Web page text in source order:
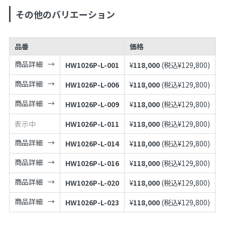
その他のバリエーション
品番 価格
商品詳細
HW1026P-L-001 ¥118,000 (税込¥129,800)
商品詳細
HW1026P-L-006 ¥118,000 (税込¥129,800)
商品詳細
HW1026P-L-009 ¥118,000 (税込¥129,800)
表示中
HW1026P-L-011 ¥118,000 (税込¥129,800)
商品詳細
HW1026P-L-014 ¥118,000 (税込¥129,800)
商品詳細
HW1026P-L-016 ¥118,000 (税込¥129,800)
商品詳細
HW1026P-L-020 ¥118,000 (税込¥129,800)
商品詳細
HW1026P-L-023 ¥118,000 (税込¥129,800)